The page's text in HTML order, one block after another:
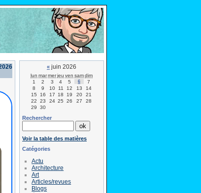
« juin 2026
lun marmerjeu ven samdim
1
2 3 4 5 6
7
8
9 10 11 12 13
14
15
16 17 18 19 20
21
22
23 24 25 26 27
28
29
30
Rechercher
Voir la table des matières
Catégories
Actu
Architecture
Art
Articles/revues
Blogs